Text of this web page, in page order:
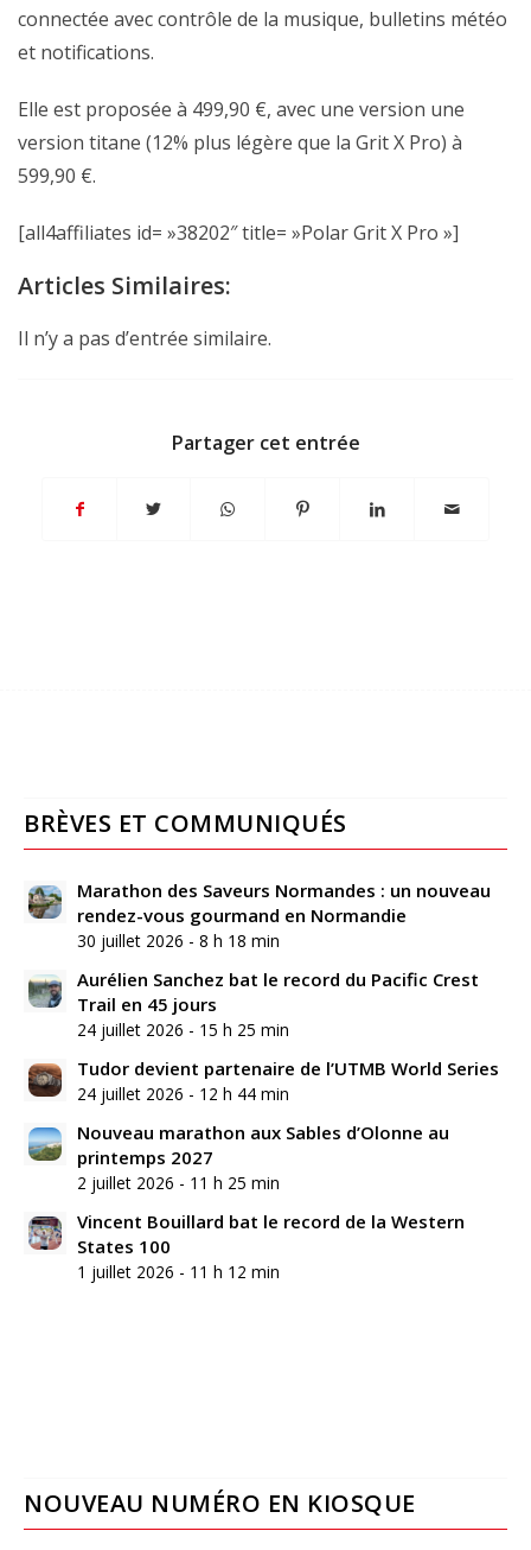
connectée avec contrôle de la musique, bulletins météo
et notifications.
Elle est proposée à 499,90 €, avec une version une
version titane (12% plus légère que la Grit X Pro) à
599,90 €.
[all4affiliates id= »38202″ title= »Polar Grit X Pro »]
Articles Similaires:
Il n’y a pas d’entrée similaire.
Partager cet entrée
BRÈVES ET COMMUNIQUÉS
Marathon des Saveurs Normandes : un nouveau
rendez-vous gourmand en Normandie
30 juillet 2026 - 8 h 18 min
Aurélien Sanchez bat le record du Pacific Crest
Trail en 45 jours
24 juillet 2026 - 15 h 25 min
Tudor devient partenaire de l’UTMB World Series
24 juillet 2026 - 12 h 44 min
Nouveau marathon aux Sables d’Olonne au
printemps 2027
2 juillet 2026 - 11 h 25 min
Vincent Bouillard bat le record de la Western
States 100
1 juillet 2026 - 11 h 12 min
NOUVEAU NUMÉRO EN KIOSQUE